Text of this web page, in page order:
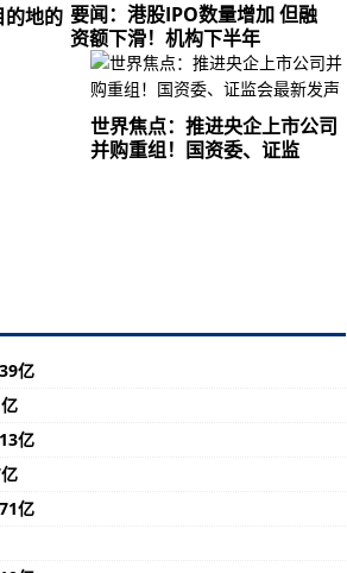
地的 要闻：港股IPO数量增加 但融
资额下滑！机构下半年
世界焦点：推进央企上市公司
并购重组！国资委、证监
亿
亿
亿